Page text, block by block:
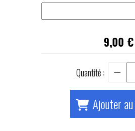
9,00 €
Quantité :
Ajouter